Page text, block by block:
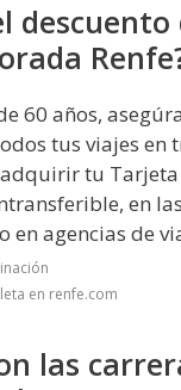
descuento
60 años,
tus viajes en
tu
en
en agencias de
en renfe.com
las